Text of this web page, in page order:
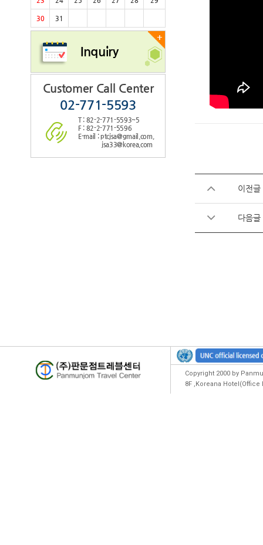
30 31
+
Inquiry
Customer Call Center
02-771-5593
T : 82-2-771-5593~5
F : 82-2-771-5596
E-mail : ptcjsa@gmail.com,
jsa33@korea.com
이전글
다음글
Copyright 2000 by
8F ,Koreana